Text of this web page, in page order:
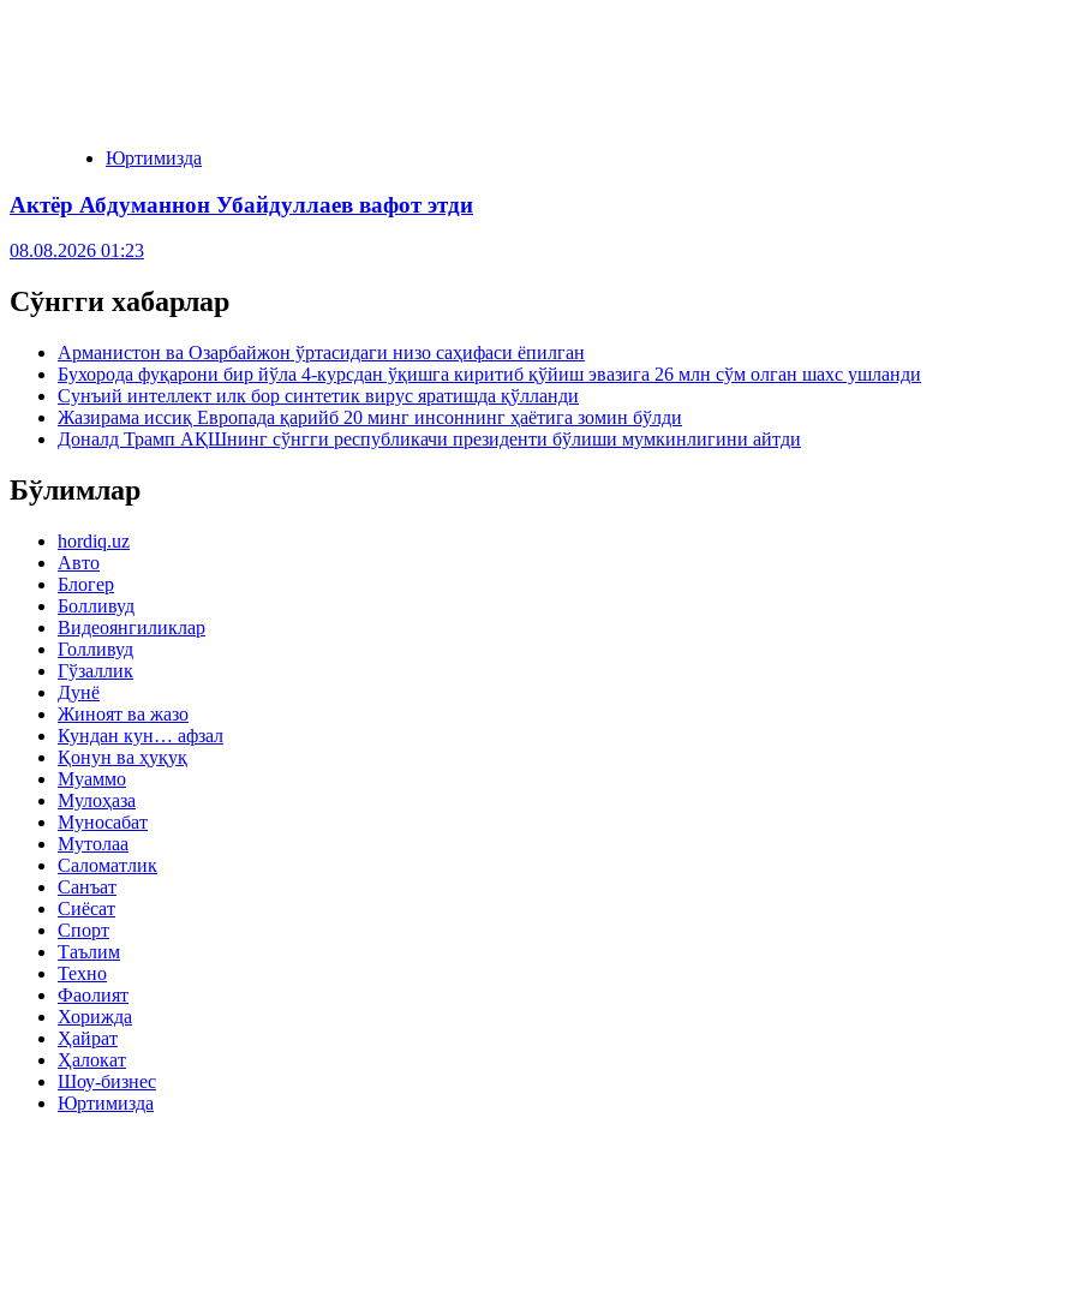
Юртимизда
Актёр Абду­маннон Убайдуллаев вафот этди
08.08.2026 01:23
Сўнгги хабарлар
Арманистон ва Озарбайжон ўртасидаги низо саҳифаси ёпилган
Бухорода фуқарони бир йўла 4-курсдан ўқишга киритиб қўйиш эвазига 26 млн сўм олган шахс ушланди
Сунъий интеллект илк бор синтетик вирус яратишда қўлланди
Жазирама иссиқ Европада қарийб 20 минг инсоннинг ҳаётига зомин бўлди
Доналд Трамп АҚШнинг сўнгги республикачи президенти бўлиши мумкинлигини айтди
Бўлимлар
hordiq.uz
Авто
Блогер
Болливуд
Видеоянгиликлар
Голливуд
Гўзаллик
Дунё
Жиноят ва жазо
Кундан кун… афзал
Қонун ва ҳуқуқ
Муаммо
Мулоҳаза
Муносабат
Мутолаа
Саломатлик
Санъат
Сиёсат
Спорт
Таълим
Техно
Фаолият
Хорижда
Ҳайрат
Ҳалокат
Шоу-бизнес
Юртимизда